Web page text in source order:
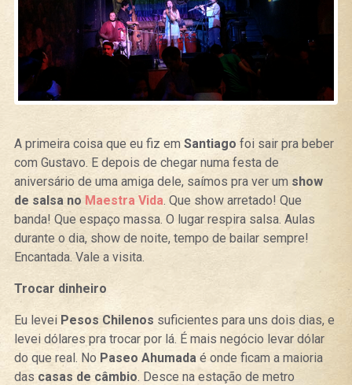
A primeira coisa que eu fiz em Santiago foi sair pra beber
com Gustavo. E depois de chegar numa festa de
aniversário de uma amiga dele, saímos pra ver um show
de salsa no Maestra Vida. Que show arretado! Que
banda! Que espaço massa. O lugar respira salsa. Aulas
durante o dia, show de noite, tempo de bailar sempre!
Encantada. Vale a visita.
Trocar dinheiro
Eu levei Pesos Chilenos suficientes para uns dois dias, e
levei dólares pra trocar por lá. É mais negócio levar dólar
do que real. No Paseo Ahumadaé onde ficam a maioria
das casas de câmbio. Desce na estação de metro